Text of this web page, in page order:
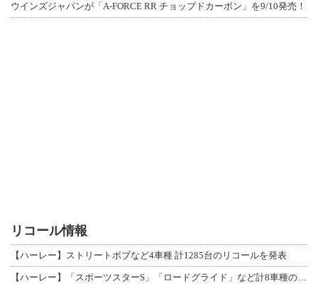
ウインズジャパンが「A-FORCE RR チョップドカーボン」を9/10発売！
リコール情報
【ハーレー】ストリートボブなど4車種 計1285台のリコールを発表
【ハーレー】「スポーツスターS」「ロードグライド」など計8車種のリコールを発表